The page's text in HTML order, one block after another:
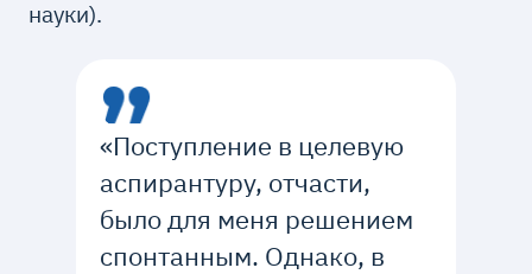
науки).
«Поступление в целевую
аспирантуру, отчасти,
было для меня решением
спонтанным. Однако, в